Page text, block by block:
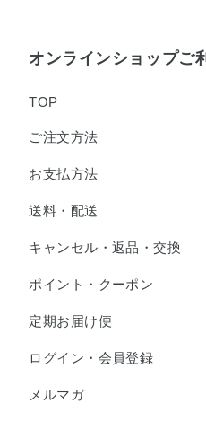
オンラインショップご
TOP
ご注文方法
お支払方法
送料・配送
キャンセル・返品・交換
ポイント・クーポン
定期お届け便
ログイン・会員登録
メルマガ